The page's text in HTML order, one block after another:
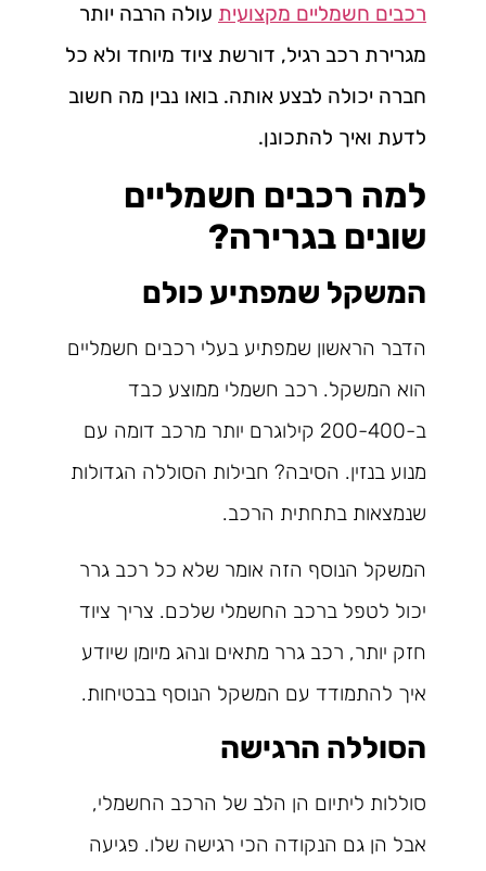
רכבים חשמליים מקצועית עולה הרבה יותר
מגרירת רכב רגיל, דורשת ציוד מיוחד ולא כל
חברה יכולה לבצע אותה. בואו נבין מה חשוב
לדעת ואיך להתכונן.
למה רכבים חשמליים
שונים בגרירה?
המשקל שמפתיע כולם
הדבר הראשון שמפתיע בעלי רכבים חשמליים
הוא המשקל. רכב חשמלי ממוצע כבד
ב-200-400 קילוגרם יותר מרכב דומה עם
מנוע בנזין. הסיבה? חבילות הסוללה הגדולות
שנמצאות בתחתית הרכב.
המשקל הנוסף הזה אומר שלא כל רכב גרר
יכול לטפל ברכב החשמלי שלכם. צריך ציוד
חזק יותר, רכב גרר מתאים ונהג מיומן שיודע
איך להתמודד עם המשקל הנוסף בבטיחות.
הסוללה הרגישה
סוללות ליתיום הן הלב של הרכב החשמלי,
אבל הן גם הנקודה הכי רגישה שלו. פגיעה